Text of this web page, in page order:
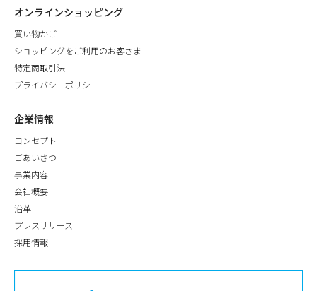
オンラインショッピング
買い物かご
ショッピングをご利用のお客さま
特定商取引法
プライバシーポリシー
企業情報
コンセプト
ごあいさつ
事業内容
会社概要
沿革
プレスリリース
採用情報